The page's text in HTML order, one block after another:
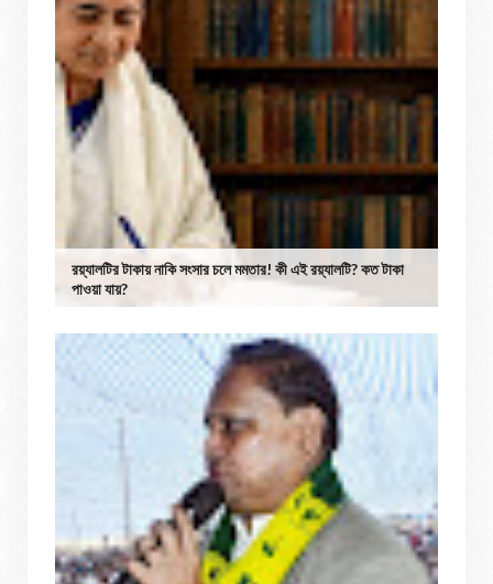
রয়্যালটির টাকায় নাকি সংসার চলে মমতার! কী এই রয়্যালটি? কত টাকা
পাওয়া যায়?